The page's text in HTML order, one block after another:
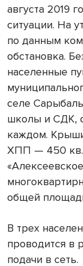
августа 2019
ситуации. На
по данным
обстановка.
населенные
селе
школы и СДК,
каждом.
ХПП — 450
общей
В трех
проводится в
подачи в сеть.